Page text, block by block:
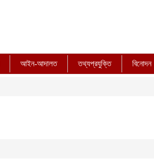
আইন-আদালত তথ্যপ্রযুক্তি বিনোদন